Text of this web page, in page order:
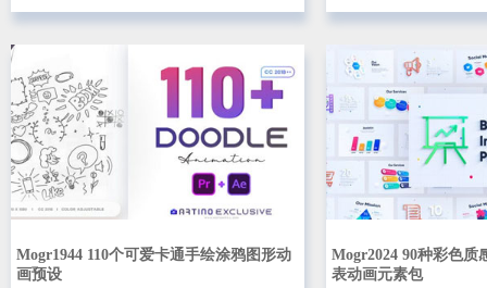
Mogr1944 110个可爱卡通手绘涂鸦图形动
画预设
Mogr2024 90种彩色质
表动画元素包